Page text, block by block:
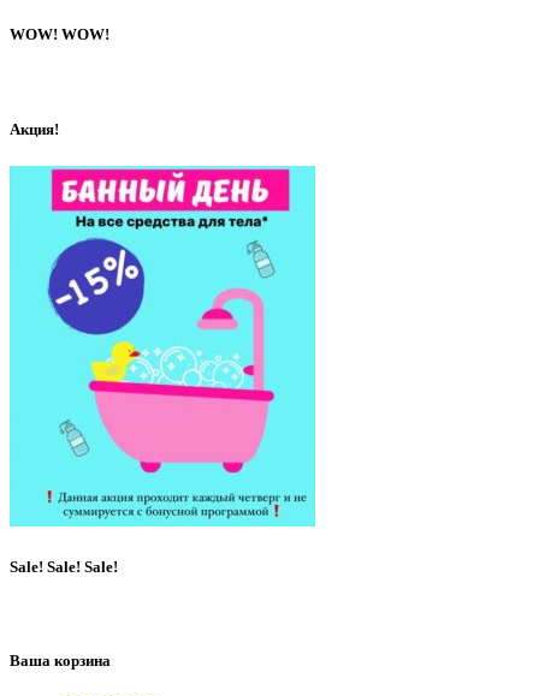
WOW! WOW!
Акция!
Sale! Sale! Sale!
Ваша корзина